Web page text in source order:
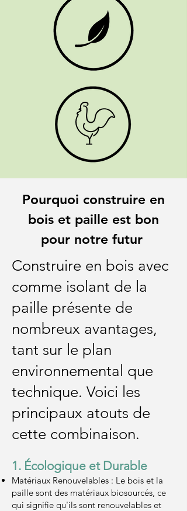
Pourquoi construire en
bois et paille est bon
pour notre futur
Construire en bois avec
comme isolant de la
paille présente de
nombreux avantages,
tant sur le plan
environnemental que
technique. Voici les
principaux atouts de
cette combinaison.
1. Écologique et Durable
Matériaux Renouvelables : Le bois et la
paille sont des matériaux biosourcés, ce
qui signifie qu'ils sont renouvelables et